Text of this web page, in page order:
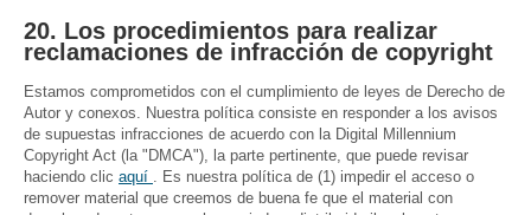
20. Los procedimientos para realizar
reclamaciones de infracción de copyright
Estamos comprometidos con el cumplimiento de leyes de Derecho de
Autor y conexos. Nuestra política consiste en responder a los avisos
de supuestas infracciones de acuerdo con la Digital Millennium
Copyright Act (la "DMCA"), la parte pertinente, que puede revisar
haciendo clic aquí
. Es nuestra política de (1) impedir el acceso o
remover material que creemos de buena fe que el material con